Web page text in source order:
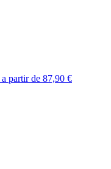
a partir de 87,90 €